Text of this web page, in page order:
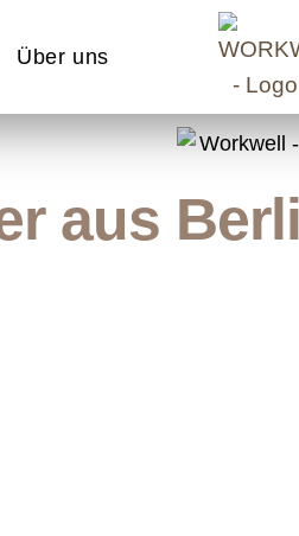
Über uns
aus